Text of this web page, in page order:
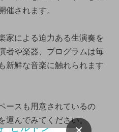
催されます。
家による迫力ある生演奏を
者や楽器、プログラムは毎
新鮮な音楽に触れられます
ースも用意されているの
運んでみてください。